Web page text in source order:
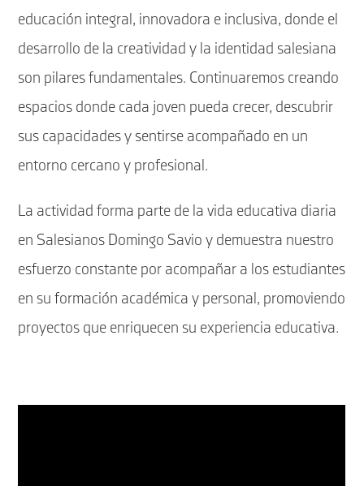
educación integral, innovadora e inclusiva, donde el
desarrollo de la creatividad y la identidad salesiana
son pilares fundamentales. Continuaremos creando
espacios donde cada joven pueda crecer, descubrir
sus capacidades y sentirse acompañado en un
entorno cercano y profesional.
La actividad forma parte de la vida educativa diaria
en Salesianos Domingo Savio y demuestra nuestro
esfuerzo constante por acompañar a los estudiantes
en su formación académica y personal, promoviendo
proyectos que enriquecen su experiencia educativa.